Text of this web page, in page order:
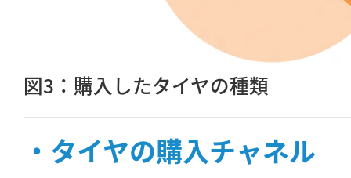
図3：購入したタイヤの種類
・タイヤの購入チャネル